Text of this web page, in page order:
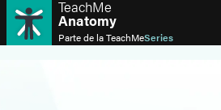
TeachMe
Anatomy
Parte de laTeachMeSeries